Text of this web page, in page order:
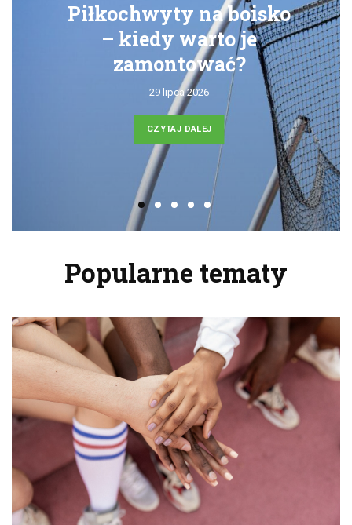
Piłkochwyty na boisko
– kiedy warto je
zamontować?
29 lipca 2026
CZYTAJ DALEJ
Popularne tematy